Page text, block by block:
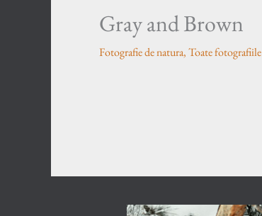
Gray and Brown
Fotografie de natura,Toate fotografiile